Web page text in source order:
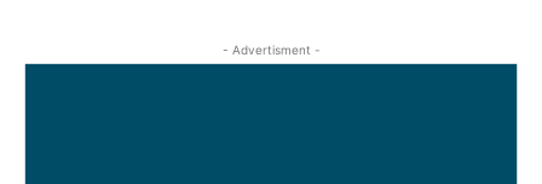
- Advertisment -